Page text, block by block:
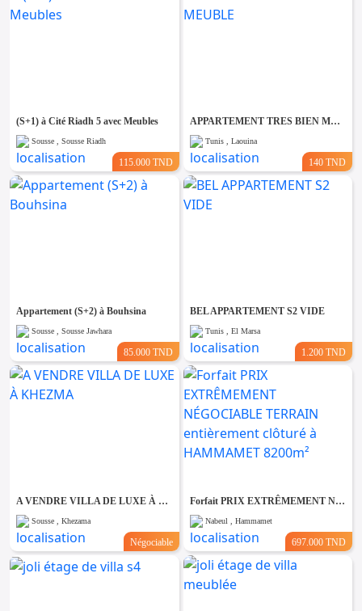
(S+1) à Cité Riadh 5 avec Meubles
Sousse , Sousse Riadh
115.000 TND
APPARTEMENT TRES BIEN MEUBLE
Tunis , Laouina
140 TND
Appartement (S+2) à Bouhsina
Sousse , Sousse Jawhara
85.000 TND
BEL APPARTEMENT S2 VIDE
Tunis , El Marsa
1.200 TND
A VENDRE VILLA DE LUXE À KHEZMA
Sousse , Khezama
Négociable
Forfait PRIX EXTRÊMEMENT NÉGOCIABLE TERRAIN entièrement clôturé à HAMMAMET 8200m²
Nabeul , Hammamet
697.000 TND